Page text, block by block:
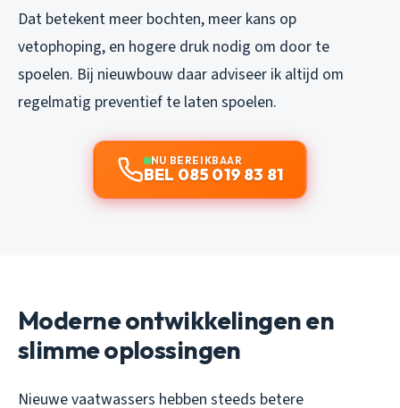
Dat betekent meer bochten, meer kans op
vetophoping, en hogere druk nodig om door te
spoelen. Bij nieuwbouw daar adviseer ik altijd om
regelmatig preventief te laten spoelen.
NU BEREIKBAAR
BEL 085 019 83 81
Moderne ontwikkelingen en
slimme oplossingen
Nieuwe vaatwassers hebben steeds betere